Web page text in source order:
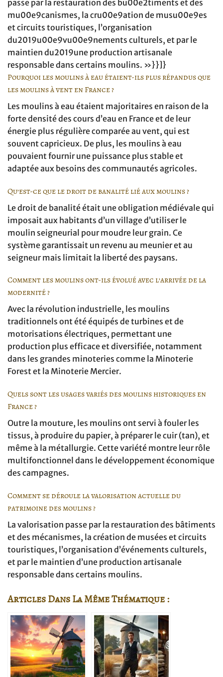
passe par la restauration des bu00e2timents et des
mu00e9canismes, la cru00e9ation de musu00e9es
et circuits touristiques, l’organisation
du2019u00e9vu00e9nements culturels, et par le
maintien du2019une production artisanale
responsable dans certains moulins. »}}]}
Pourquoi les moulins à eau étaient-ils plus répandus que
les moulins à vent en France ?
Les moulins à eau étaient majoritaires en raison de la
forte densité des cours d’eau en France et de leur
énergie plus régulière comparée au vent, qui est
souvent capricieux. De plus, les moulins à eau
pouvaient fournir une puissance plus stable et
adaptée aux besoins des communautés agricoles.
Qu’est-ce que le droit de banalité lié aux moulins ?
Le droit de banalité était une obligation médiévale qui
imposait aux habitants d’un village d’utiliser le
moulin seigneurial pour moudre leur grain. Ce
système garantissait un revenu au meunier et au
seigneur mais limitait la liberté des paysans.
Comment les moulins ont-ils évolué avec l’arrivée de la
modernité ?
Avec la révolution industrielle, les moulins
traditionnels ont été équipés de turbines et de
motorisations électriques, permettant une
production plus efficace et diversifiée, notamment
dans les grandes minoteries comme la Minoterie
Forest et la Minoterie Mercier.
Quels sont les usages variés des moulins historiques en
France ?
Outre la mouture, les moulins ont servi à fouler les
tissus, à produire du papier, à préparer le cuir (tan), et
même à la métallurgie. Cette variété montre leur rôle
multifonctionnel dans le développement économique
des campagnes.
Comment se déroule la valorisation actuelle du
patrimoine des moulins ?
La valorisation passe par la restauration des bâtiments
et des mécanismes, la création de musées et circuits
touristiques, l’organisation d’événements culturels,
et par le maintien d’une production artisanale
responsable dans certains moulins.
Articles Dans La Même Thématique :